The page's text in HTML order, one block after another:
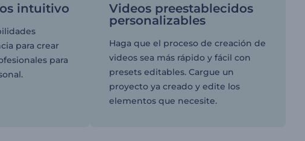
intuitivo
para crear
para
Videos preestablecidos
personalizables
Haga que el proceso de creación de
videos sea más rápido y fácil con
presets editables. Cargue un
proyecto ya creado y edite los
elementos que necesite.